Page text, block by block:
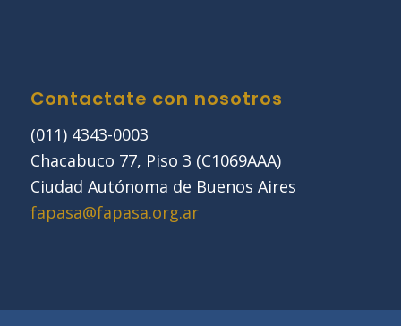
Contactate con nosotros
(011) 4343-0003
Chacabuco 77, Piso 3 (C1069AAA)
Ciudad Autónoma de Buenos Aires
fapasa@fapasa.org.ar